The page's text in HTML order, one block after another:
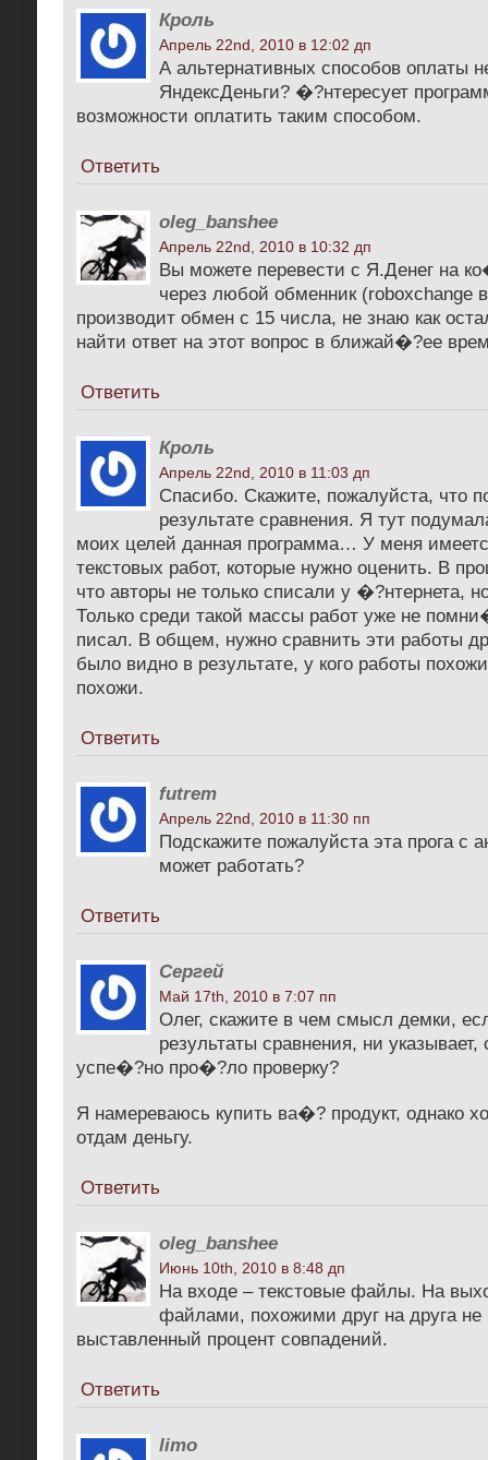
Кроль
Апрель 22nd, 2010 в 12:02 дп
А альтернативных способов оплаты
ЯндексДеньги? �?нтересует
возможности оплатить таким способом.
Ответить
oleg_banshee
Апрель 22nd, 2010 в 10:32 дп
Вы можете перевести с Я.Денег на
через любой обменник (roboxchange
производит обмен с 15 числа, не знаю как
найти ответ на этот вопрос в ближай�?ее
Ответить
Кроль
Апрель 22nd, 2010 в 11:03 дп
Спасибо. Скажите, пожалуйста, что
результате сравнения. Я тут
моих целей данная программа… У меня
текстовых работ, которые нужно оценить. В
что авторы не только списали у �?нтернета,
Только среди такой массы работ уже не
писал. В общем, нужно сравнить эти работы
было видно в результате, у кого работы
похожи.
Ответить
futrem
Апрель 22nd, 2010 в 11:30 пп
Подскажите пожалуйста эта прога с
может работать?
Ответить
Сергей
Май 17th, 2010 в 7:07 пп
Олег, скажите в чем смысл демки,
результаты сравнения, ни указывает,
успе�?но про�?ло проверку?
Я намереваюсь купить ва�? продукт, однако
отдам деньгу.
Ответить
oleg_banshee
Июнь 10th, 2010 в 8:48 дп
На входе – текстовые файлы. На
файлами, похожими друг на друга не
выставленный процент совпадений.
Ответить
limo